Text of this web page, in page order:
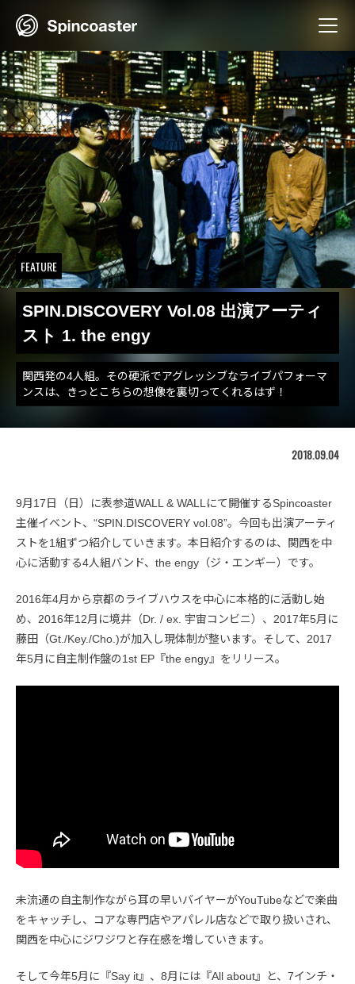
FEATURE
SPIN.DISCOVERY Vol.08 出演アーティ
スト 1. the engy
関西発の4人組。その硬派でアグレッシブなライブパフォーマ
ンスは、きっとこちらの想像を裏切ってくれるはず！
2018.09.04
9月17日（日）に表参道WALL & WALLにて開催するSpincoaster
主催イベント、“SPIN.DISCOVERY vol.08”。今回も出演アーティ
ストを1組ずつ紹介していきます。本日紹介するのは、関西を中
心に活動する4人組バンド、the engy（ジ・エンギー）です。
2016年4月から京都のライブハウスを中心に本格的に活動し始
め、2016年12月に境井（Dr. / ex. 宇宙コンビニ）、2017年5月に
藤田（Gt./Key./Cho.)が加入し現体制が整います。そして、2017
年5月に自主制作盤の1st EP『the engy』をリリース。
未流通の自主制作ながら耳の早いバイヤーがYouTubeなどで楽曲
をキャッチし、コアな専門店やアパレル店などで取り扱いされ、
関西を中心にジワジワと存在感を増していきます。
そして今年5月に『Say it』、8月には『All about』と、7インチ・